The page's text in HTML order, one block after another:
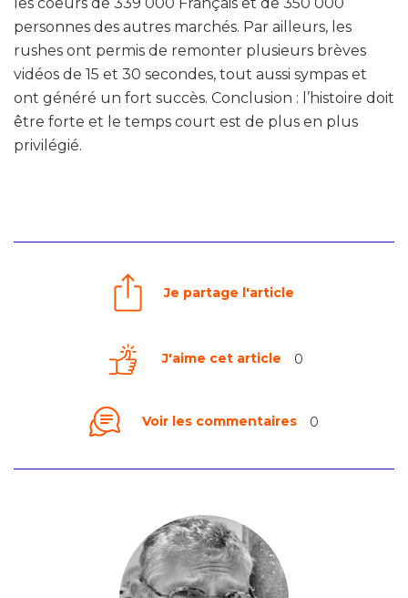
les coeurs de 339 000 Français et de 350 000
personnes des autres marchés. Par ailleurs, les
rushes ont permis de remonter plusieurs brèves
vidéos de 15 et 30 secondes, tout aussi sympas et
ont généré un fort succès. Conclusion : l’histoire doit
être forte et le temps court est de plus en plus
privilégié.
Je partage l'article
J'aime cet article 0
Voir les commentaires 0